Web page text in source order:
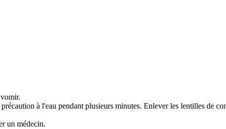
à l'eau pendant plusieurs minutes. Enlever les lentilles de
un médecin.